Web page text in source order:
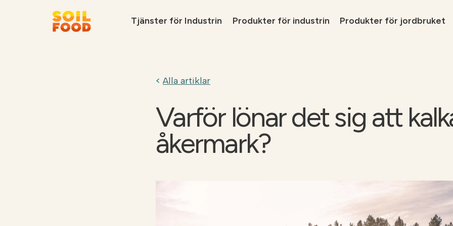
Tjänster för Industrin Produkter för industrin Produkter för jordbruket
Soilfood Newera -
cirkulära
Tjänster för
skogsindustrin
Ta
Alla artiklar
Varför lönar det sig att
åkermark?